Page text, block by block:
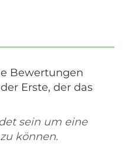
Bewertungen
Erste, der das
sein um eine
können.